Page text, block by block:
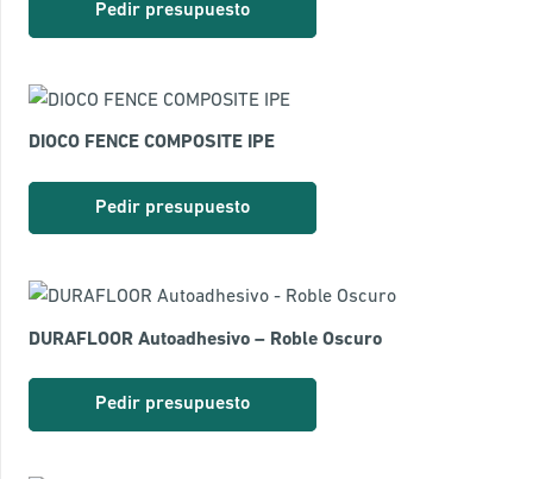
Pedir presupuesto
DIOCO FENCE COMPOSITE IPE
Pedir presupuesto
DURAFLOOR Autoadhesivo – Roble Oscuro
Pedir presupuesto